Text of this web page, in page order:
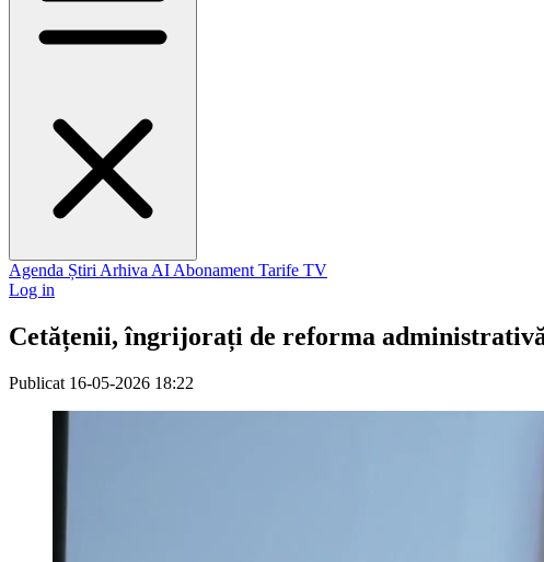
Agenda Știri Arhiva AI Abonament Tarife TV
Log in
Cetățenii, îngrijorați de reforma
Publicat 16-05-2026 18:22